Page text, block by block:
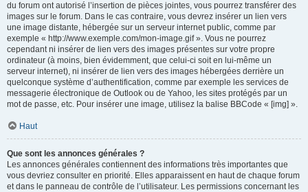
du forum ont autorisé l’insertion de pièces jointes, vous pourrez transférer des
images sur le forum. Dans le cas contraire, vous devrez insérer un lien vers
une image distante, hébergée sur un serveur internet public, comme par
exemple « http://www.exemple.com/mon-image.gif ». Vous ne pourrez
cependant ni insérer de lien vers des images présentes sur votre propre
ordinateur (à moins, bien évidemment, que celui-ci soit en lui-même un
serveur internet), ni insérer de lien vers des images hébergées derrière un
quelconque système d’authentification, comme par exemple les services de
messagerie électronique de Outlook ou de Yahoo, les sites protégés par un
mot de passe, etc. Pour insérer une image, utilisez la balise BBCode « [img] ».
Haut
Que sont les annonces générales ?
Les annonces générales contiennent des informations très importantes que
vous devriez consulter en priorité. Elles apparaissent en haut de chaque forum
et dans le panneau de contrôle de l’utilisateur. Les permissions concernant les